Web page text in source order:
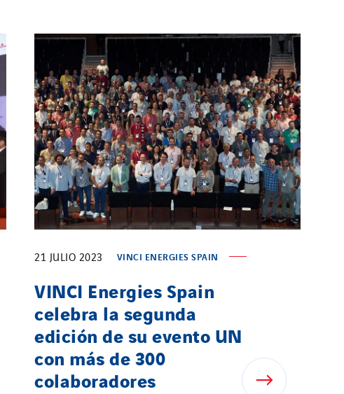
21 JULIO 2023 VINCI ENERGIES SPAIN
VINCI Energies Spain
celebra la segunda
edición de su evento UN
con más de 300
colaboradores